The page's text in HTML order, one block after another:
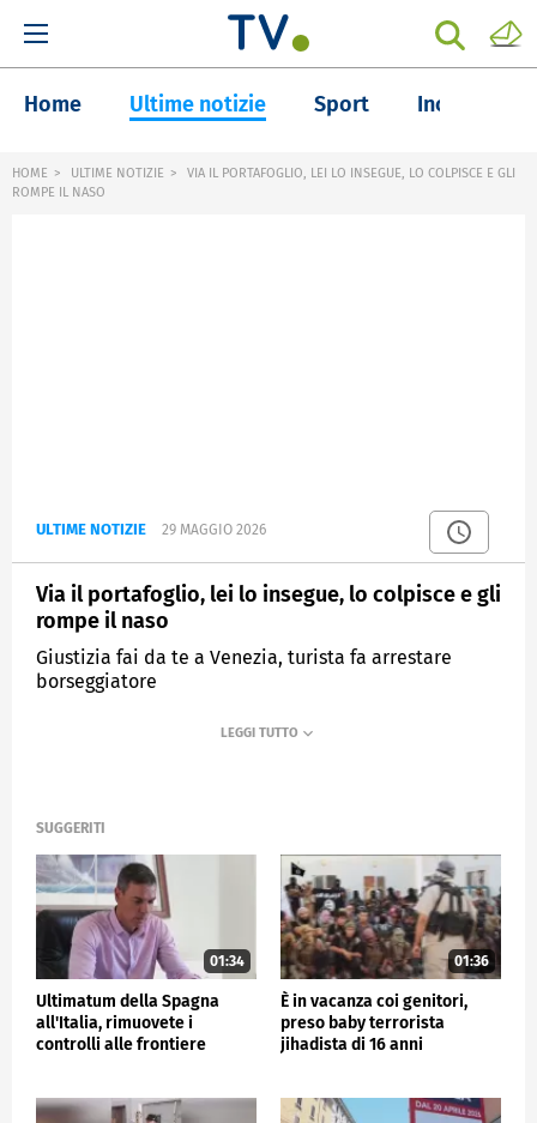
Home Ultime notizie Sport Inchieste
HOME ULTIME NOTIZIE
VIA IL PORTAFOGLIO, LEI LO INSEGUE, LO COLPISCE E GLI
ROMPE IL NASO
ULTIME NOTIZIE 29 MAGGIO 2026
Via il portafoglio, lei lo insegue, lo colpisce e gli
rompe il naso
Giustizia fai da te a Venezia, turista fa arrestare
borseggiatore
SUGGERITI
01:34
Ultimatum della Spagna
all'Italia, rimuovete i
controlli alle frontiere
01:36
È in vacanza coi genitori,
preso baby terrorista
jihadista di 16 anni